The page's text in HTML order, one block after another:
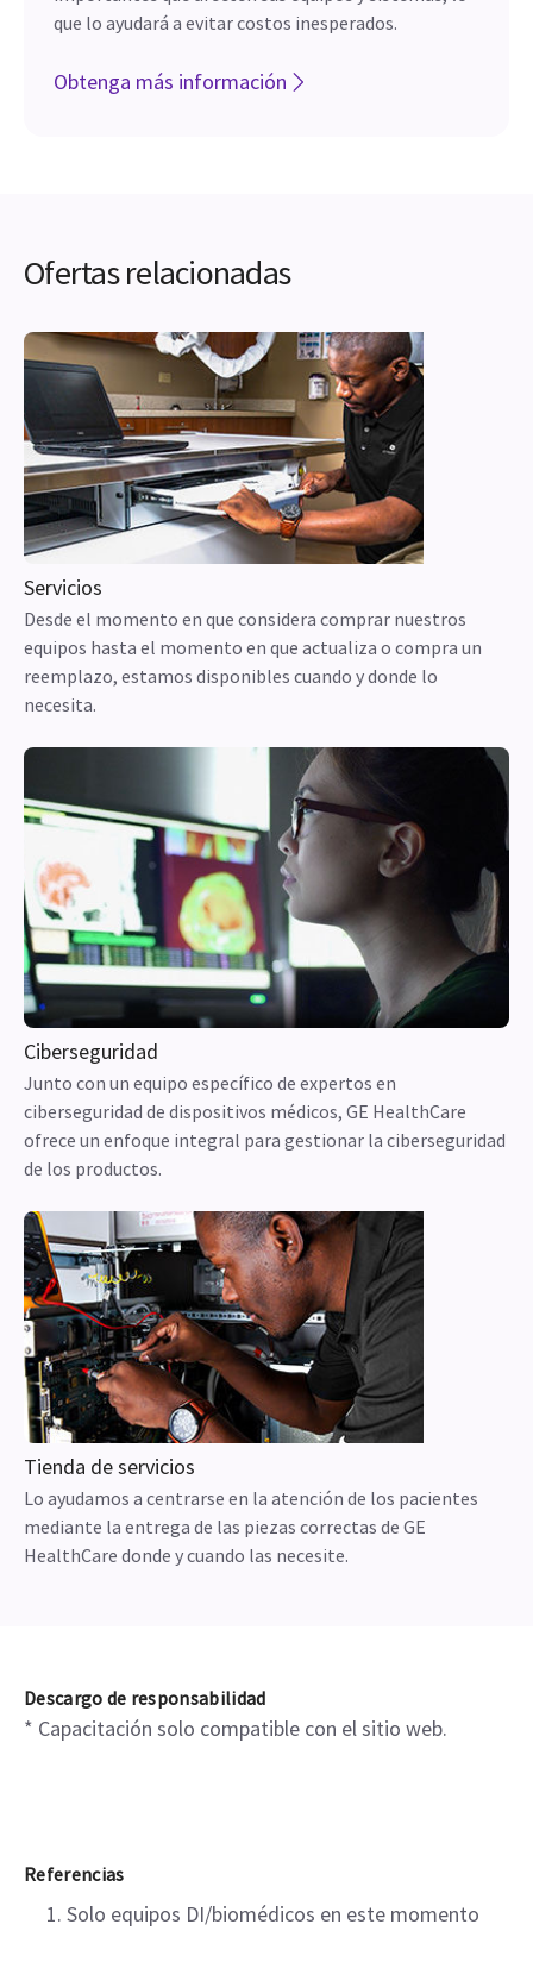
que lo ayudará a evitar costos inesperados.
Obtenga más información
Ofertas relacionadas
Servicios
Desde el momento en que considera comprar nuestros
equipos hasta el momento en que actualiza o compra un
reemplazo, estamos disponibles cuando y donde lo
necesita.
Ciberseguridad
Junto con un equipo específico de expertos en
ciberseguridad de dispositivos médicos, GE HealthCare
ofrece un enfoque integral para gestionar la ciberseguridad
de los productos.
Tienda de servicios
Lo ayudamos a centrarse en la atención de los pacientes
mediante la entrega de las piezas correctas de GE
HealthCare donde y cuando las necesite.
Descargo de responsabilidad
* Capacitación solo compatible con el sitio web.
Referencias
Solo equipos DI/biomédicos en este momento